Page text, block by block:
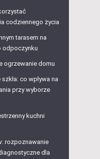
codziennego życia
tarasem na
odpoczynku
ogrzewanie domu
co wpływa na
przy wyborze
kuchni
rozpoznawanie
dla